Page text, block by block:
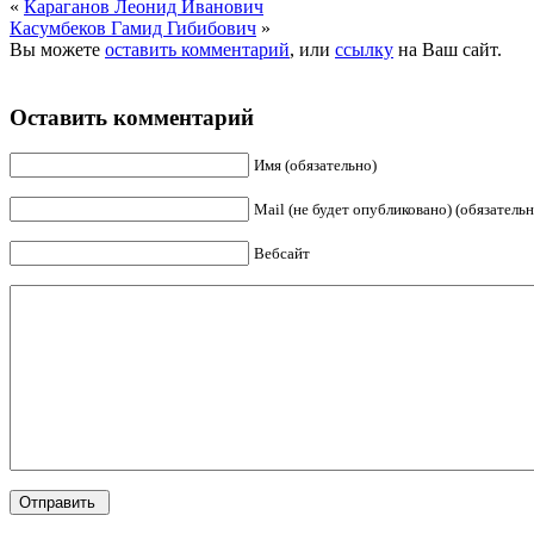
« Караганов Леонид Иванович
Касумбеков Гамид Гибибович »
Вы можете оставить комментарий, или ссылку на Ваш сайт.
Оставить комментарий
Имя (обязательно)
Mail (не будет опубликовано)
Вебсайт